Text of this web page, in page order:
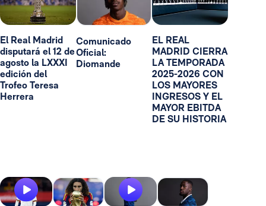
El Real Madrid
disputará el 12 de
agosto la LXXXI
edición del
Trofeo Teresa
Herrera
Comunicado
Oficial:
Diomande
EL REAL
MADRID CIERRA
LA TEMPORADA
2025-2026 CON
LOS MAYORES
INGRESOS Y EL
MAYOR EBITDA
DE SU HISTORIA